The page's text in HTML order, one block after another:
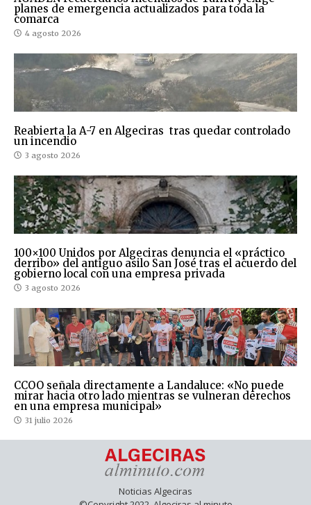
planes de emergencia actualizados para toda la
comarca
4 agosto 2026
Reabierta la A-7 en Algeciras tras quedar controlado
un incendio
3 agosto 2026
100×100 Unidos por Algeciras denuncia el «práctico
derribo» del antiguo asilo San José tras el acuerdo del
gobierno local con una empresa privada
3 agosto 2026
CCOO señala directamente a Landaluce: «No puede
mirar hacia otro lado mientras se vulneran derechos
en una empresa municipal»
31 julio 2026
Noticias Algeciras